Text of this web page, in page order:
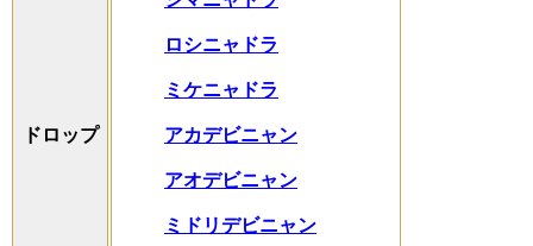
ドロップ
ロシニャドラ
ミケニャドラ
アカデビニャン
アオデビニャン
ミドリデビニャン